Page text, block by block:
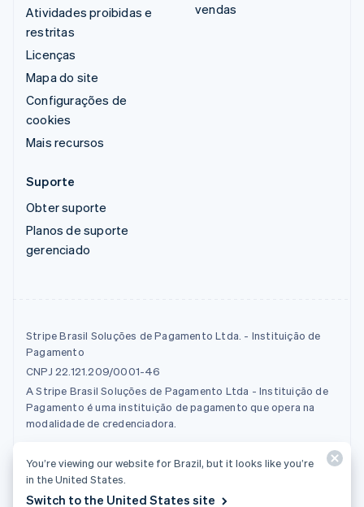
Atividades proibidas e
restritas
Licenças
Mapa do site
Configurações de
cookies
Mais recursos
vendas
Suporte
Obter suporte
Planos de suporte
gerenciado
Stripe Brasil Soluções de Pagamento Ltda. - Instituição de
Pagamento
CNPJ 22.121.209/0001-46
A Stripe Brasil Soluções de Pagamento Ltda - Instituição de
Pagamento é uma instituição de pagamento que opera na
modalidade de credenciadora.
© 2026 Stripe, LLC
You’re viewing our website for Brazil, but it looks like you’re
in the United States.
Switch to the United States site